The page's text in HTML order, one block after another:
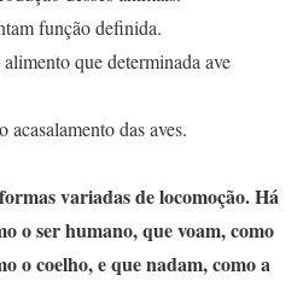
função definida.
que determinada ave
acasalamento das aves.
variadas de locomoção. Há
o ser humano, que voam, como
o coelho, e que nadam, como a